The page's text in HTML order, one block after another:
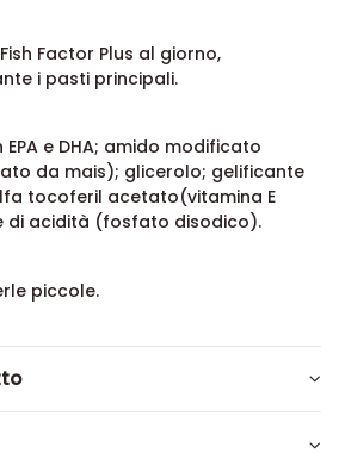
Factor Plus al giorno,
i pasti principali.
e DHA; amido modificato
da mais); glicerolo; gelificante
tocoferil acetato(vitamina E
acidità (fosfato disodico).
piccole.